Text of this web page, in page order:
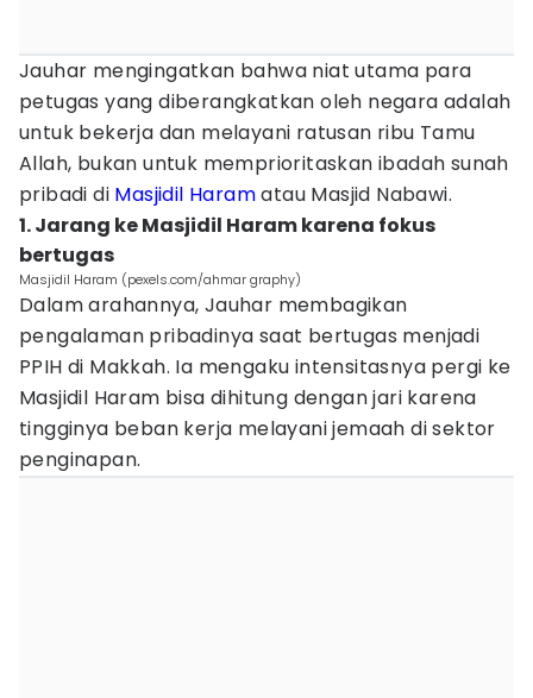
Jauhar mengingatkan bahwa niat utama para
petugas yang diberangkatkan oleh negara adalah
untuk bekerja dan melayani ratusan ribu Tamu
Allah, bukan untuk memprioritaskan ibadah sunah
pribadi di Masjidil Haramatau Masjid Nabawi.
1. Jarang ke Masjidil Haram karena fokus
bertugas
Masjidil Haram (pexels.com/ahmar graphy)
Dalam arahannya, Jauhar membagikan
pengalaman pribadinya saat bertugas menjadi
PPIH di Makkah. Ia mengaku intensitasnya pergi ke
Masjidil Haram bisa dihitung dengan jari karena
tingginya beban kerja melayani jemaah di sektor
penginapan.